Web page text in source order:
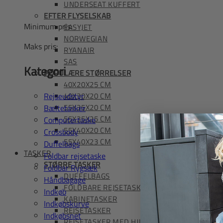
UNDERSEAT KUFFERT
EFTER FLYSELSKAB
EASYJET
NORWEGIAN
RYANAIR
SAS
POPULÆRE STØRRELSER
40X20X25 CM
40X30X20 CM
55X35X20 CM
55X35X25 CM
55X40X20 CM
55X40X23 CM
TASKER
STØRRE TASKER
DUFFELBAGS
FOLDBARE REJSETASKER
KABINETASKER
REJSETASKER
Minimum pris:
Maks pris:
Kategori
Rejseudstyr
Bæltetasker
Computertaske
Crossbody
Duffelbags
Foldbar rejsetaske
Foldbar Rygsæk
Håndbagage
Indkøb
Indkøbskurve
Indkøbsnet